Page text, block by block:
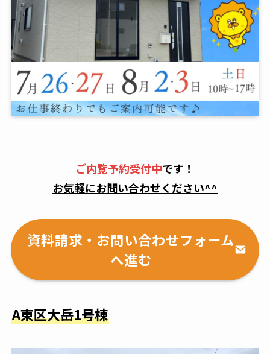
ご内覧予約受付中です！
お気軽にお問い合わせください^^
資料請求・お問い合わせフォーム
へ進む
A東区大岳1号棟